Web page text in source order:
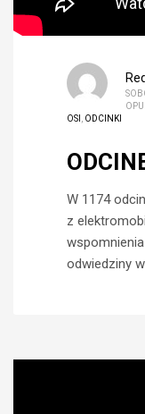
OSI
ODCINKI
W 1174
z
odwiedziny